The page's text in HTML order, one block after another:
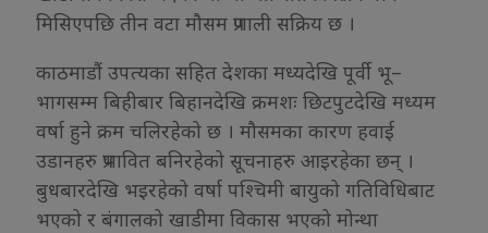
मिसिएपछि तीन वटा मौसम प्रणाली सक्रिय छ ।
काठमाडौं उपत्यका सहित देशका मध्यदेखि पूर्वी भू–
भागसम्म बिहीबार बिहानदेखि क्रमशः छिटपुटदेखि मध्यम
वर्षा हुने क्रम चलिरहेको छ । मौसमका कारण हवाई
उडानहरु प्रभावित बनिरहेको सूचनाहरु आइरहेका छन् ।
बुधबारदेखि भइरहेको वर्षा पश्चिमी बायुको गतिविधिबाट
भएको र बंगालको खाडीमा विकास भएको मोन्था